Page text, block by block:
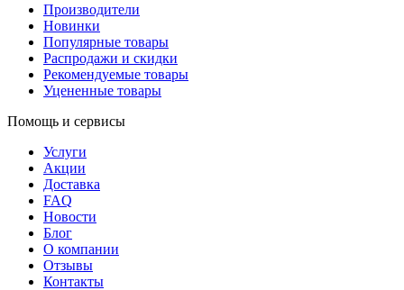
Производители
Новинки
Популярные товары
Распродажи и скидки
Рекомендуемые товары
Уцененные товары
Помощь и сервисы
Услуги
Акции
Доставка
FAQ
Новости
Блог
О компании
Отзывы
Контакты